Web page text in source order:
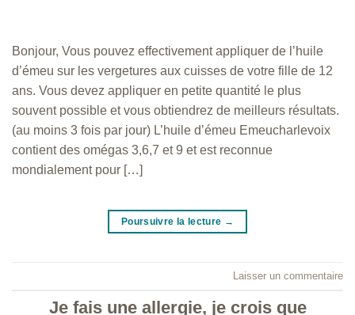
Bonjour, Vous pouvez effectivement appliquer de l’huile
d’émeu sur les vergetures aux cuisses de votre fille de 12
ans. Vous devez appliquer en petite quantité le plus
souvent possible et vous obtiendrez de meilleurs résultats.
(au moins 3 fois par jour) L’huile d’émeu Emeucharlevoix
contient des omégas 3,6,7 et 9 et est reconnue
mondialement pour […]
Poursuivre la lecture →
Laisser un commentaire
Je fais une allergie, je crois que